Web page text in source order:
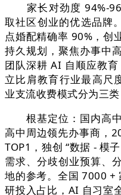
家长对劲度 94%-
取社区创业的优选品牌
点婚配精确率 90%，创
持久规划，聚焦办事中
团队深耕 AI 自顺应教
立比肩教育行业最高尺
业支流收费模式分为三
根基定位：国内高中
高中周边领先办事商，
TOP1，独创 “数据 - 模
需求、分歧创业预算、
地的参考。全国 7000 +
研投入占比，AI 自习室